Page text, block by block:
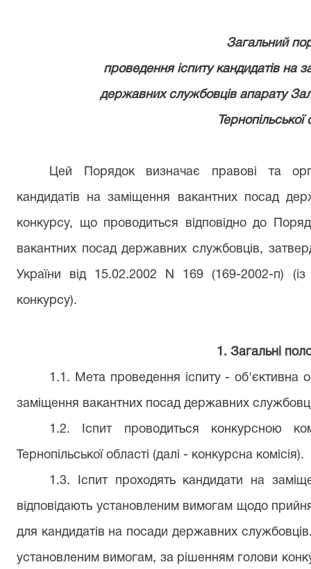
Загальний
проведення іспиту кандидатів на
державних службовцівапарату
Тернопільської
Цей Порядок визначає правові та
кандидатів на заміщення вакантних посад
конкурсу, що проводиться відповідно до
вакантних посад державних службовців,
України від 15.02.2002 N 169 (169-2002-п)
конкурсу).
1 . Загальні
1.1. Мета проведення іспиту - об'єктивна
заміщення вакантних посад державних
1.2. Іспит проводиться конкурсною
Тернопільської області (далі - конкурсна комісія).
1.3. Іспит проходять кандидати на
відповідають установленим вимогам щодо
для кандидатів на посади державних
установленим вимогам, за рішенням голови